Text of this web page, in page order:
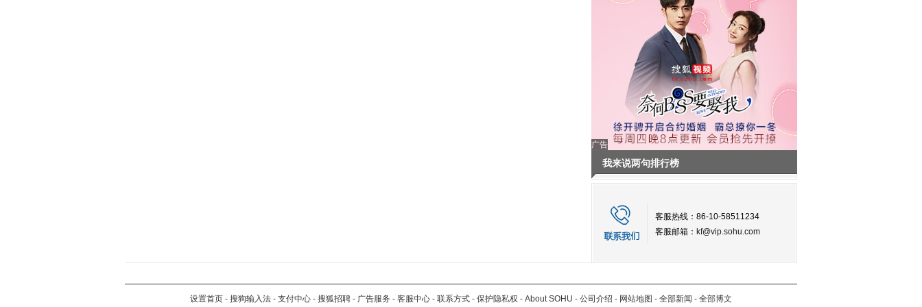
广告
我来说两句排行榜
客服热线：86-10-58511234
客服邮箱： kf@vip.sohu.com
设置首页 - 搜狗输入法 - 支付中心 - 搜狐招聘 - 广告服务 - 客服中心 - 联系方式 - 保护隐私权 - About SOHU - 公司介绍 - 网站地图 - 全部新闻 - 全部博文